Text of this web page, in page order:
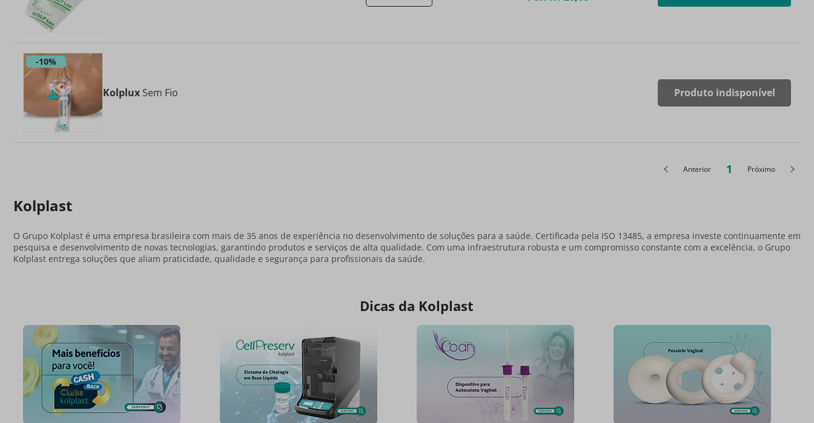
-10%
Kolplux Sem Fio Produto indisponível
Anterior 1 Próximo
Kolplast
O Grupo Kolplast é uma empresa brasileira com mais de 35 anos de experiência no desenvolvimento de soluções para a saúde. Certificada pela ISO 13485, a empresa investe continuamente em
pesquisa e desenvolvimento de novas tecnologias, garantindo produtos e serviços de alta qualidade. Com uma infraestrutura robusta e um compromisso constante com a excelência, o Grupo
Kolplast entrega soluções que aliam praticidade, qualidade e segurança para profissionais da saúde.
Dicas da Kolplast